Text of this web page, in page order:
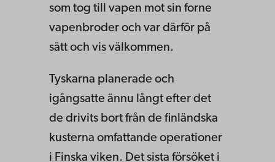
som tog till vapen mot sin forne
vapenbroder och var därför på
sätt och vis välkommen.
Tyskarna planerade och
igångsatte ännu långt efter det
de drivits bort från de finländska
kusterna omfattande operationer
i Finska viken. Det sista försöket i